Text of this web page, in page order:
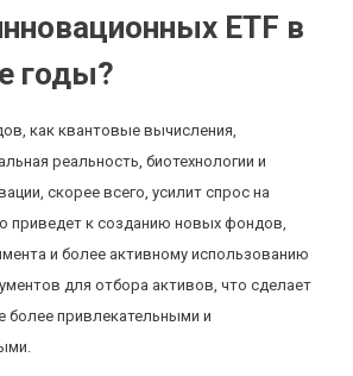
ETF в
годы?
как квантовые вычисления,
реальность, биотехнологии и
скорее всего, усилит спрос на
приведет к созданию новых фондов,
и более активному использованию
для отбора активов, что сделает
более привлекательными и